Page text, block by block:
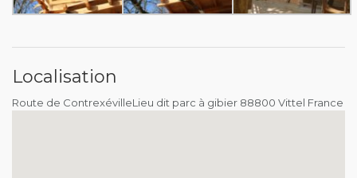
Localisation
Route de ContrexévilleLieu dit parc à gibier 88800 Vittel France